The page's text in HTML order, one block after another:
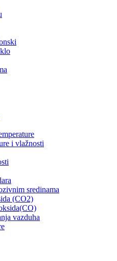
i vlažnosti
sredinama
(CO2)
vazduha